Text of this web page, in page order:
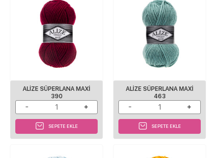
ALİZE SÜPERLANA MAXİ
390
SEPETE EKLE
ALİZE SÜPERLANA MAXİ
463
SEPETE EKLE